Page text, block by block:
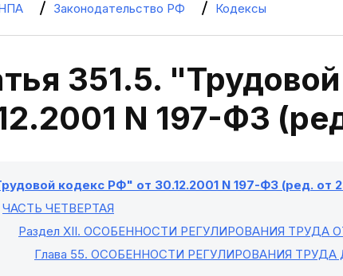
Законодательство РФ Кодексы
351.5.
N 197-ФЗ
кодекс РФ" от 30.12.2001 N 197-ФЗ (ред. от
ЧАСТЬ ЧЕТВЕРТАЯ
Раздел XII. ОСОБЕННОСТИ РЕГУЛИРОВАНИЯ ТРУДА
Глава 55. ОСОБЕННОСТИ РЕГУЛИРОВАНИЯ ТРУДА